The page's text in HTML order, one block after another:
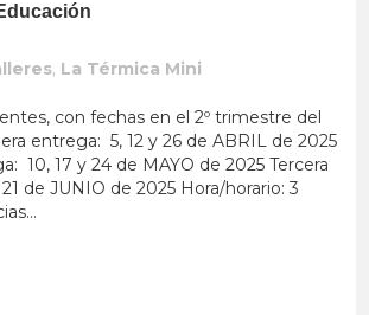
, La Térmica Mini
con fechas en el 2º trimestre del
entrega: 5, 12 y 26 de ABRIL de 2025
10, 17 y 24 de MAYO de 2025 Tercera
de JUNIO de 2025 Hora/horario: 3